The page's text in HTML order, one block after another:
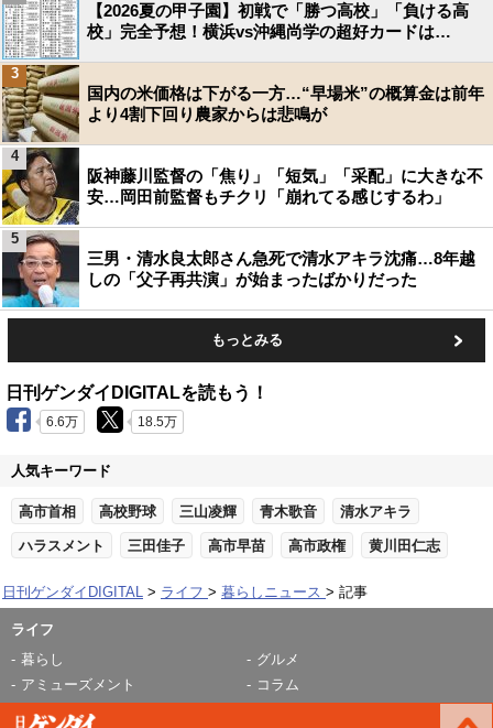
【2026夏の甲子園】初戦で「勝つ高校」「負ける高
校」完全予想！横浜vs沖縄尚学の超好カードは…
国内の米価格は下がる一方…“早場米”の概算金は前年
より4割下回り農家からは悲鳴が
3
阪神藤川監督の「焦り」「短気」「采配」に大きな不
安…岡田前監督もチクリ「崩れてる感じするわ」
4
三男・清水良太郎さん急死で清水アキラ沈痛…8年越
しの「父子再共演」が始まったばかりだった
5
もっとみる
日刊ゲンダイDIGITALを読もう！
6.6万 18.5万
人気キーワード
高市首相 高校野球 三山凌輝 青木歌音 清水アキラ
ハラスメント 三田佳子 高市早苗 高市政権 黄川田仁志
日刊ゲンダイDIGITAL ライフ 暮らしニュース 記事
ライフ
暮らし
グルメ
アミューズメント
コラム